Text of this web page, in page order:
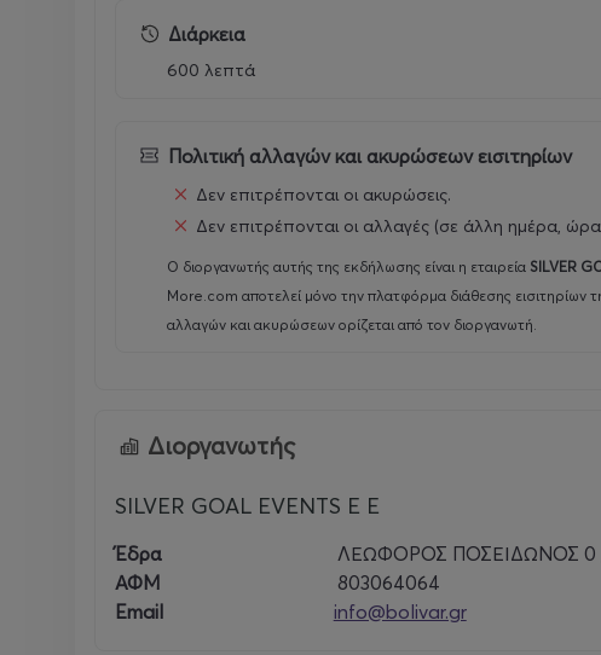
Διάρκεια
600 λεπτά
Πολιτική αλλαγών και ακυρώσεων εισιτηρίων
Δεν επιτρέπονται οι ακυρώσεις.
Δεν επιτρέπονται οι αλλαγές (σε άλλη ημέρα,
Ο διοργανωτής αυτής της εκδήλωσης είναι η εταιρεία SILVER
More.com αποτελεί μόνο την πλατφόρμα διάθεσης εισιτηρίων
αλλαγών και ακυρώσεων ορίζεται από τον διοργανωτή.
Διοργανωτής
SILVER GOAL EVENTS E E
Έδρα ΛΕΩΦΟΡΟΣ ΠΟΣΕΙΔΩΝΟΣ 0 ,
ΑΦΜ
803064064
Email
info@bolivar.gr